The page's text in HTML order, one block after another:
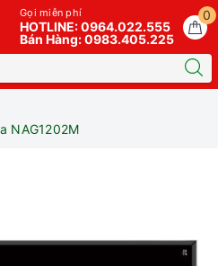
0
Gọi miễn phí
HOTLINE: 0964.022.555
Bán Hàng: 0983.405.225
NAG1202M